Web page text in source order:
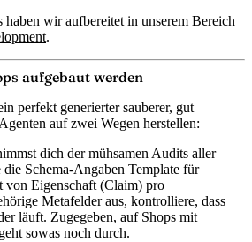
wir aufbereitet in unserem Bereich
.
aufgebaut werden
perfekt generierter sauberer, gut
auf zwei Wegen herstellen:
dich der mühsamen Audits aller
Schema-Angaben Template für
von Eigenschaft (Claim) pro
Metafelder aus, kontrolliere, dass
läuft. Zugegeben, auf Shops mit
sowas noch durch.